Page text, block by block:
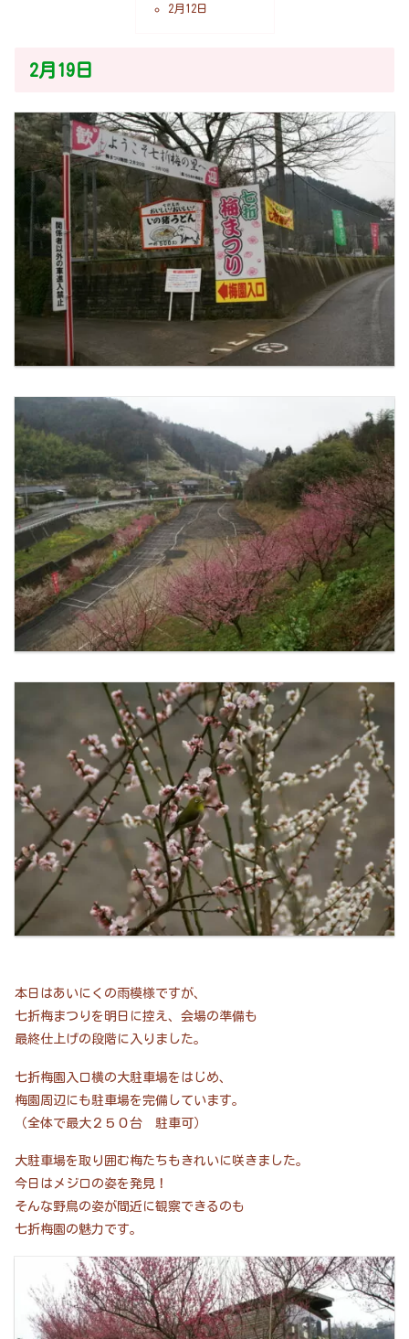
2月12日
2月19日
本日はあいにくの雨模様ですが、
七折梅まつりを明日に控え、会場の準備も
最終仕上げの段階に入りました。
七折梅園入口横の大駐車場をはじめ、
梅園周辺にも駐車場を完備しています。
（全体で最大２５０台 駐車可）
大駐車場を取り囲む梅たちもきれいに咲きました。
今日はメジロの姿を発見！
そんな野鳥の姿が間近に観察できるのも
七折梅園の魅力です。